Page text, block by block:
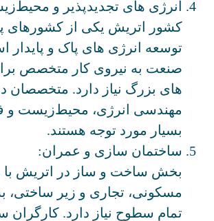
انرژی ‌های تجدیدپذیر و
کشور اتریش یکی از کشورهای
توسعه انرژی‌ های پاک و پایدار
صنعت به نیروی کار متخصص
های بزرگ نیاز دارد. متخصصان
مهندسی انرژی، محیط‌زیست و
بسیار مورد توجه هستند.
ساختمان ‌سازی و عمران:
بخش ساخت ‌و ساز در اتریش با
مسکونی، تجاری و زیر ساختی،
تمام سطوح نیاز دارد. کارگران